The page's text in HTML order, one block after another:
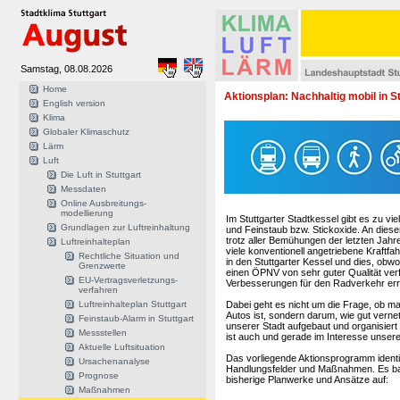
Samstag, 08.08.2026
Home
English version
Klima
Globaler Klimaschutz
Lärm
Luft
Die Luft in Stuttgart
Messdaten
Online Ausbreitungs-
modellierung
Grundlagen zur Luftreinhaltung
Luftreinhalteplan
Rechtliche Situation und
Grenzwerte
EU-Vertragsverletzungs-
verfahren
Luftreinhalteplan Stuttgart
Feinstaub-Alarm in Stuttgart
Messstellen
Aktuelle Luftsituation
Ursachenanalyse
Prognose
Maßnahmen
Aktionsplan: Nachhaltig mobil in
Im Stuttgarter Stadtkessel gibt es zu
und Feinstaub bzw. Stickoxide. An
trotz aller Bemühungen der letzten
viele konventionell angetriebene
in den Stuttgarter Kessel und dies,
einen ÖPNV von sehr guter Qualität
Verbesserungen für den Radverkehr
Dabei geht es nicht um die Frage, ob
Autos ist, sondern darum, wie gut
unserer Stadt aufgebaut und
ist auch und gerade im Interesse
Das vorliegende Aktionsprogramm
Handlungsfelder und Maßnahmen. Es
bisherige Planwerke und Ansätze auf: